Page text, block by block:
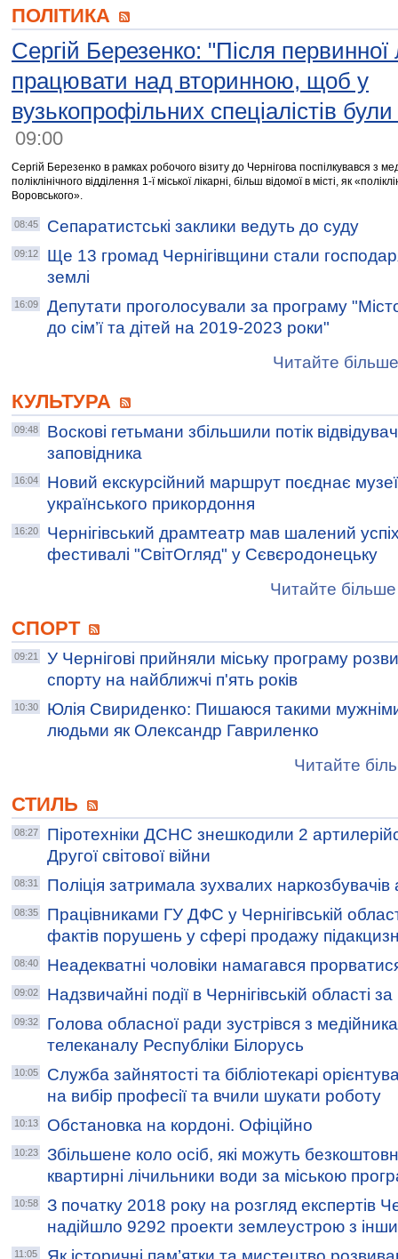
ПОЛІТИКА
Сергій Березенко: "Після
працювати над вторинною, щоб у
вузькопрофільних спеціалістів були
09:00
Сергій Березенко в рамках робочого візиту до Чернігова поспілкувався з
поліклінічного відділення 1-ї міської лікарні, більш відомої в місті, як
Воровського».
08:45 Сепаратистські заклики ведуть до суду
09:12
Ще 13 громад Чернігівщини стали
землі
16:09
Депутати проголосували за програму
до сім’ї та дітей на 2019-2023 роки"
Читайте
КУЛЬТУРА
09:48
Воскові гетьмани збільшили потік
заповідника
16:04
Новий екскурсійний маршрут поєднає
українського прикордоння
16:20
Чернігівський драмтеатр мав шалений
фестивалі "СвітОгляд" у Сєвєродонецьку
Читайте більше
СПОРТ
09:21
У Чернігові прийняли міську програму
спорту на найближчі п'ять років
10:30
Юлія Свириденко: Пишаюся такими
людьми як Олександр Гавриленко
Читайте
СТИЛЬ
08:27
Піротехніки ДСНС знешкодили 2
Другої світової війни
08:31 Поліція затримала зухвалих
08:35
Працівниками ГУ ДФС у Чернігівській
фактів порушень у сфері продажу
08:40 Неадекватні чоловіки намагався
09:02 Надзвичайні події в Чернігівській області
09:32
Голова обласної ради зустрівся з
телеканалу Республіки Білорусь
10:05
Служба зайнятості та бібліотекарі
на вибір професії та вчили шукати роботу
10:13 Обстановка на кордоні. Офіційно
10:23
Збільшене коло осіб, які можуть
квартирні лічильники води за міською
10:58
З початку 2018 року на розгляд експертів
надійшло 9292 проекти землеустрою з
11:05